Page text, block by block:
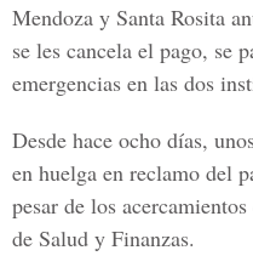
Mendoza y Santa Rosita
se les cancela el pago, se
emergencias en las dos
Desde hace ocho días,
en huelga en reclamo del
pesar de los
de Salud y Finanzas.